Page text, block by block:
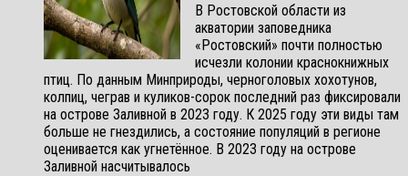
В Ростовской области из
акватории заповедника
«Ростовский» почти полностью
исчезли колонии краснокнижных
птиц. По данным Минприроды, черноголовых хохотунов,
колпиц, чеграв и куликов-сорок последний раз фиксировали
на острове Заливной в 2023 году. К 2025 году эти виды там
больше не гнездились, а состояние популяций в регионе
оценивается как угнетённое. В 2023 году на острове
Заливной насчитывалось